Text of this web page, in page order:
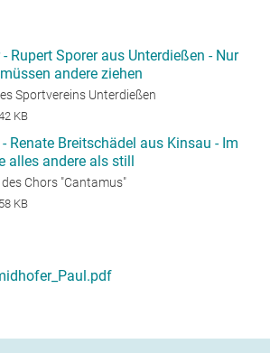
- Rupert Sporer aus Unterdießen - Nur
andere ziehen
Sportvereins Unterdießen
KB
- Renate Breitschädel aus Kinsau - Im
alles andere als still
Chors "Cantamus"
KB